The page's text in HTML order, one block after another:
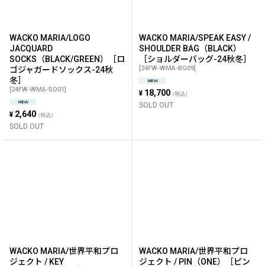
WACKO MARIA/LOGO
JACQUARD
SOCKS（BLACK/GREEN）［ロ
ゴジャガードソックス-24秋
冬］
[24FW-WMA-SO01]
¥ 2,640 (税込)
SOLD OUT
WACKO MARIA/SPEAK EASY /
SHOULDER BAG（BLACK）
［ショルダーバッグ-24秋冬］
[24FW-WMA-BG09]
¥ 18,700 (税込)
SOLD OUT
WACKO MARIA/世界平和プロ
ジェクト / KEY
WACKO MARIA/世界平和プロ
ジェクト / PIN（ONE）［ピン